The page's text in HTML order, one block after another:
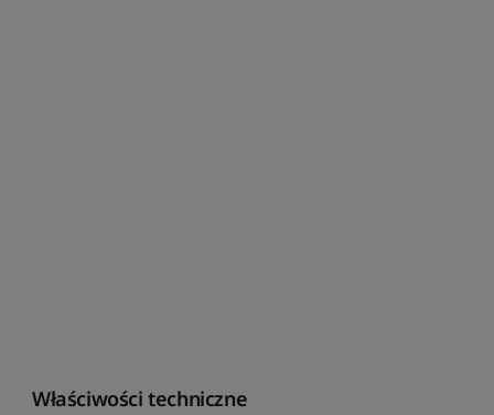
Właściwości techniczne